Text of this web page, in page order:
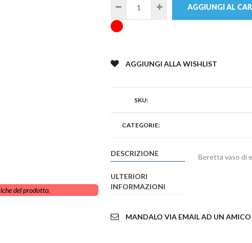
del prodotto.
AGGIUNGI AL
AGGIUNGI ALLA WISHLIST
SKU:
CATEGORIE:
DESCRIZIONE
ULTERIORI
INFORMAZIONI
Beretta vaso di
MANDALO VIA EMAIL AD UN AMICO